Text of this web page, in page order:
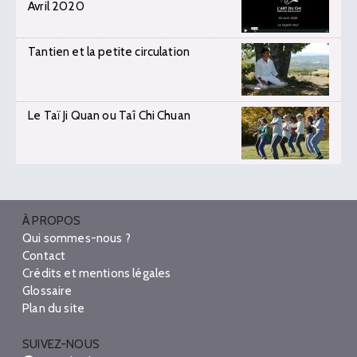
Avril 2020
Tantien et la petite circulation
Le Taï Ji Quan ou Taî Chi Chuan
À PROPOS
Qui sommes-nous ?
Contact
Crédits et mentions légales
Glossaire
Plan du site
SUIVEZ-NOUS